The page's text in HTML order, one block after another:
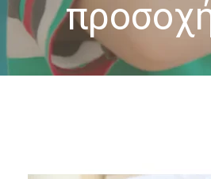
Διαδικασίες
-- Θεραπευτικά Υλικά & Μέθοδοι